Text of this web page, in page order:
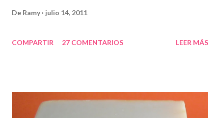
De Ramy julio 14, 2011
COMPARTIR 27 COMENTARIOS LEER MÁS